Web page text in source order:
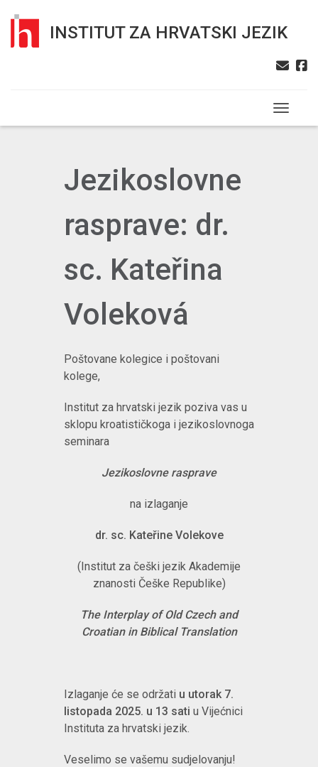
INSTITUT ZA HRVATSKI JEZIK
Toggle
Jezikoslovne
rasprave: dr.
sc. Kateřina
Voleková
Poštovane kolegice i poštovani
kolege,
Institut za hrvatski jezik poziva vas u
sklopu kroatističkoga i jezikoslovnoga
seminara
Jezikoslovne rasprave
na izlaganje
dr. sc. Kateřine Volekove
(Institut za češki jezik Akademije
znanosti Češke Republike)
The Interplay of Old Czech and
Croatian in Biblical Translation
Izlaganje će se održati u utorak 7.
listopada 2025. u 13 sati u Vijećnici
Instituta za hrvatski jezik.
Veselimo se vašemu sudjelovanju!